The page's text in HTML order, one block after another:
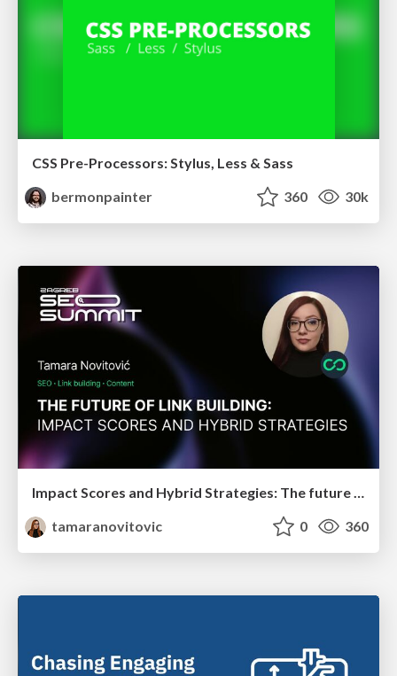
CSS Pre-Processors: Stylus, Less & Sass
bermonpainter
360 30k
Impact Scores and Hybrid Strategies: The future of link building
tamaranovitovic
0 360